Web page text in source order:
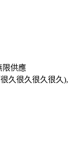
限供應
久很久很久很久),